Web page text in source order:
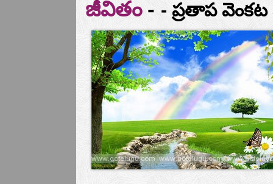
జీవితం - - ప్రతాప